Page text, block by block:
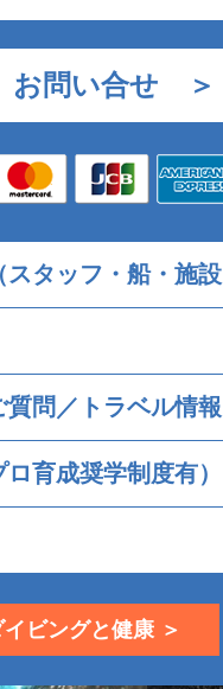
問い合せ ＞
スタッフ・船・施
問／トラベル情報
育成奨学制度有）
イビングと健康 ＞